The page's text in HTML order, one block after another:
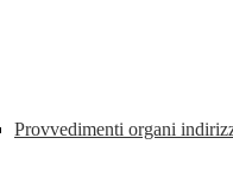
Provvedimenti organi